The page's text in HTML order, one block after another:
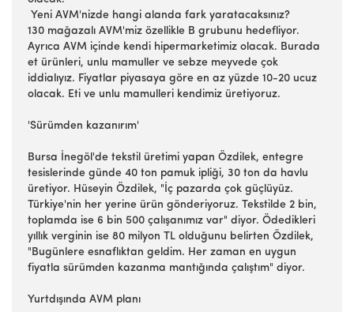
Yeni AVM'nizde hangi alanda fark yaratacaksınız?
130 mağazalı AVM'miz özellikle B grubunu hedefliyor.
Ayrıca AVM içinde kendi hipermarketimiz olacak. Burada
et ürünleri, unlu mamuller ve sebze meyvede çok
iddialıyız. Fiyatlar piyasaya göre en az yüzde 10-20 ucuz
olacak. Eti ve unlu mamulleri kendimiz üretiyoruz.
'Sürümden kazanırım'
Bursa İnegöl'de tekstil üretimi yapan Özdilek, entegre
tesislerinde günde 40 ton pamuk ipliği, 30 ton da havlu
üretiyor. Hüseyin Özdilek, "İç pazarda çok güçlüyüz.
Türkiye'nin her yerine ürün gönderiyoruz. Tekstilde 2 bin,
toplamda ise 6 bin 500 çalışanımız var" diyor. Ödedikleri
yıllık verginin ise 80 milyon TL olduğunu belirten Özdilek,
"Bugünlere esnaflıktan geldim. Her zaman en uygun
fiyatla sürümden kazanma mantığında çalıştım" diyor.
Yurtdışında AVM planı